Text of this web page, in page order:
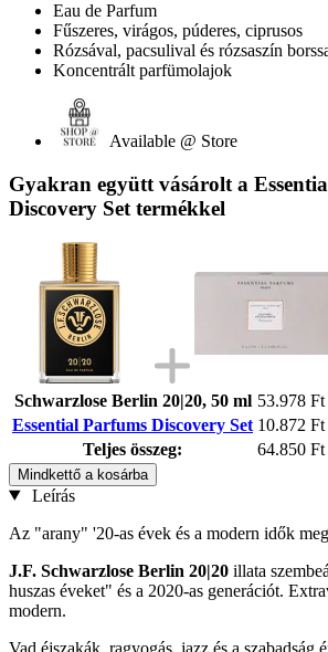
Eau de Parfum
Fűszeres, virágos, púderes, ciprusos
Rózsával, pacsulival és rózsaszín
Koncentrált parfümolajok
Available @ Store
Gyakran együtt vásárolt a
Discovery Set termékkel
Schwarzlose Berlin 20|20, 50 ml 53.978 Ft
Essential Parfums Discovery Set 10.872 Ft
Teljes összeg:
64.850 Ft
Mindkettő a kosárba
Leírás
Az "arany" '20-as évek és a modern idők
J.F. Schwarzlose Berlin 20|20 illata
huszas éveket" és a 2020-as generációt.
modern.
Vad éjszakák, ragyogás, jazz és a szabadság